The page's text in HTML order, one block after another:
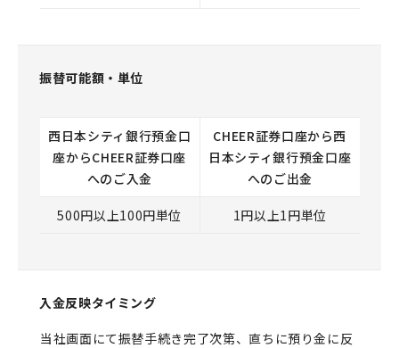
振替可能額・単位
西日本シティ銀行預金口
座からCHEER証券口座
へのご入金
CHEER証券口座から西
日本シティ銀行預金口座
へのご出金
500円以上100円単位 1円以上1円単位
入金反映タイミング
当社画面にて振替手続き完了次第、直ちに預り金に反